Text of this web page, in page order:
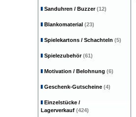
Sanduhren / Buzzer(12)
Blankomaterial (23)
Spielekartons / Schachteln (5)
Spielezubehör(61)
Motivation / Belohnung (6)
Geschenk-Gutscheine (4)
Einzelstücke /
Lagerverkauf (424)